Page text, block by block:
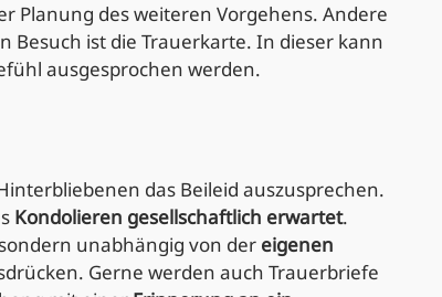
Planung des weiteren Vorgehens. Andere
Besuch ist die Trauerkarte. In dieser kann
ausgesprochen werden.
das Beileid auszusprechen.
Kondolieren gesellschaftlich erwartet.
unabhängig von der eigenen
Gerne werden auch Trauerbriefe